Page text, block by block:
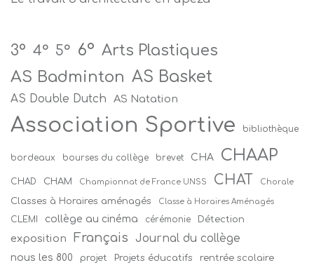
3° 4° 5° 6° Arts Plastiques
AS Badminton AS Basket
AS Double Dutch AS Natation
Association Sportive bibliothèque
bordeaux bourses du collège brevet CHA CHAAP
CHAD CHAM Championnat de France UNSS CHAT Chorale
Classes à Horaires aménagés Classe à Horaires Aménagés
CLEMI collège au cinéma cérémonie Détection
exposition Français Journal du collège
nous les 800 projet Projets éducatifs rentrée scolaire